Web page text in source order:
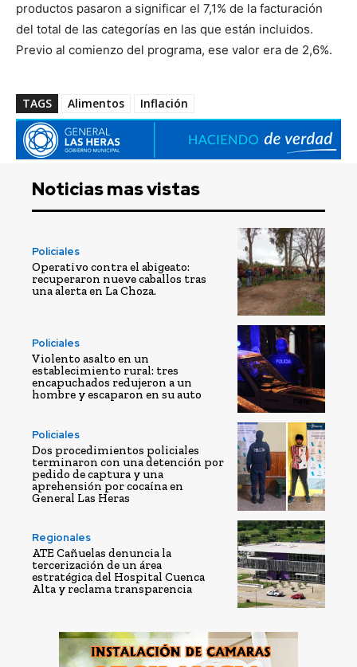
productos pasaron a significar el 7,1% de la facturación
del total de las categorías en las que están incluidos.
Previo al comienzo del programa, ese valor era de 2,6%.
TAGS Alimentos Inflación
Noticias mas vistas
Policiales
Operativo contra el abigeato:
recuperaron nueve caballos tras
una alerta en La Choza.
Policiales
Violento asalto en un
establecimiento rural: tres
encapuchados redujeron a un
hombre y escaparon en su auto
Policiales
Dos procedimientos policiales
terminaron con una detención por
pedido de captura y una
aprehensión por cocaína en
General Las Heras
Regionales
ATE Cañuelas denuncia la
tercerización de un área
estratégica del Hospital Cuenca
Alta y reclama transparencia